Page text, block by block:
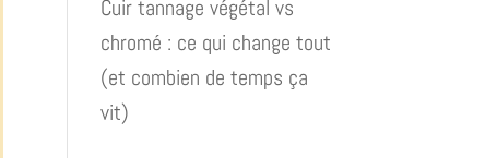
Cuir tannage végétal vs
chromé : ce qui change tout
(et combien de temps ça
vit)